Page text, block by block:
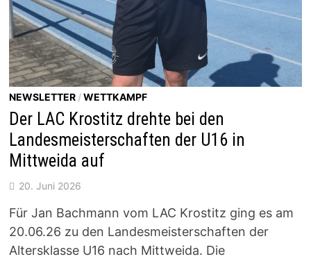
NEWSLETTER/WETTKAMPF
Der LAC Krostitz drehte bei den
Landesmeisterschaften der U16 in
Mittweida auf
20. Juni 2026
Für Jan Bachmann vom LAC Krostitz ging es am
20.06.26 zu den Landesmeisterschaften der
Altersklasse U16 nach Mittweida. Die